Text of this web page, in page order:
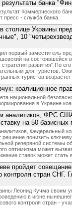
банка
Коммерческого
пресс - служба банка.
столице Украины
10
первый заместитель
на состоявшейся
развития".По
для туристов.
туристов
коалиционное
национальной
в Украине
аналитиков, ФРС
на 50 базисных
Федеральный
решение понизить
резервной системы
оптимизма может
ставок может стать
пройдет
контроля стран СНГ.
Леонид Кучма своим
в июне
контроля стран -